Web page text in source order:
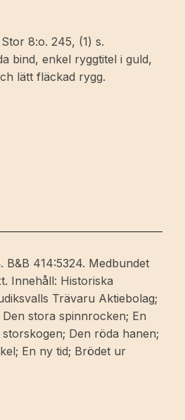
8:o. 245, (1) s.
bind, enkel ryggtitel i guld,
lätt fläckad rygg.
B&B 414:5324. Medbundet
Innehåll: Historiska
Trävaru Aktiebolag;
stora spinnrocken; En
Den röda hanen;
En ny tid; Brödet ur